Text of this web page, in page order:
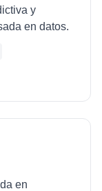
y
en datos.
en